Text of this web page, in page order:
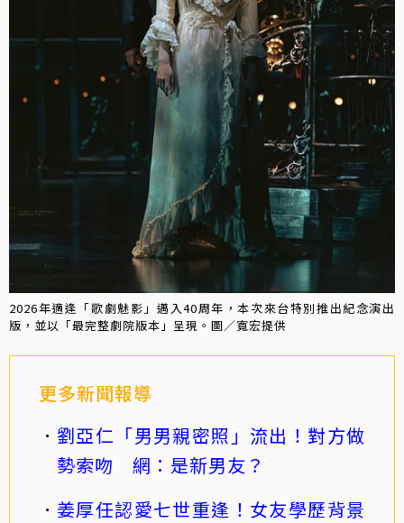
2026年適逢「歌劇魅影」邁入40周年，本次來台特別推出紀念演出
版，並以「最完整劇院版本」呈現。圖／寬宏提供
更多新聞報導
劉亞仁「男男親密照」流出！對方做
勢索吻 網：是新男友？
姜厚任認愛七世重逢！女友學歷背景